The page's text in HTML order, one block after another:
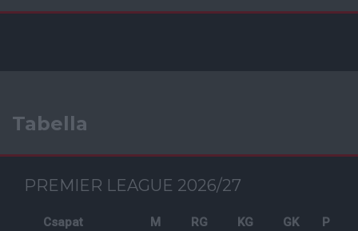
Tabella
PREMIER LEAGUE 2026/27
Csapat M RG KG GK P